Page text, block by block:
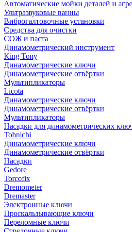
Автоматические мойки деталей и
Ультразвуковые ванны
Виброгалтовочные установки
Средства для очистки
СОЖ и паста
Динамометрический инструмент
King Tony
Динамометрические ключи
Динамометрические отвёртки
Мультипликаторы
Licota
Динамометрические ключи
Динамометрические отвёртки
Мультипликаторы
Насадки для динамометрических
Tohnichi
Динамометрические ключи
Динамометрические отвёртки
Насадки
Gedore
Torcofix
Dremometer
Dremaster
Электронные ключи
Проскальзывающие ключи
Переломные ключи